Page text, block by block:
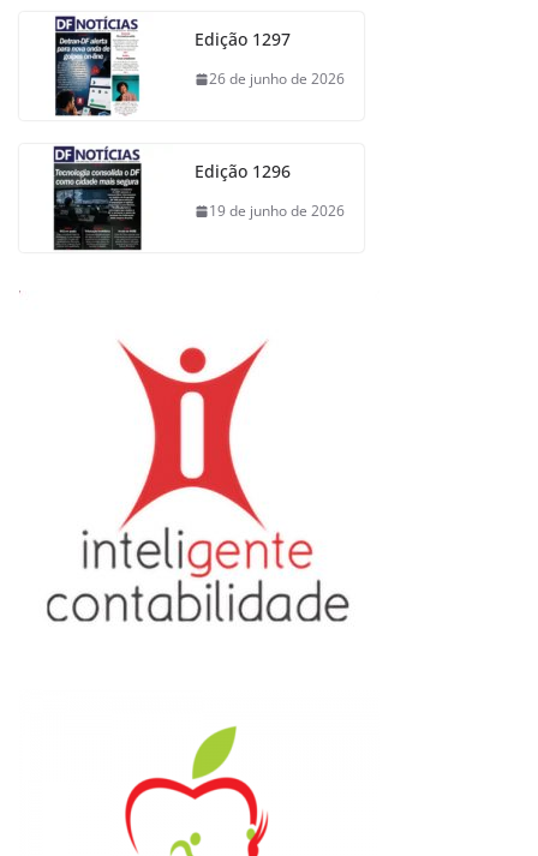
Edição 1297
26 de junho de 2026
Edição 1296
19 de junho de 2026